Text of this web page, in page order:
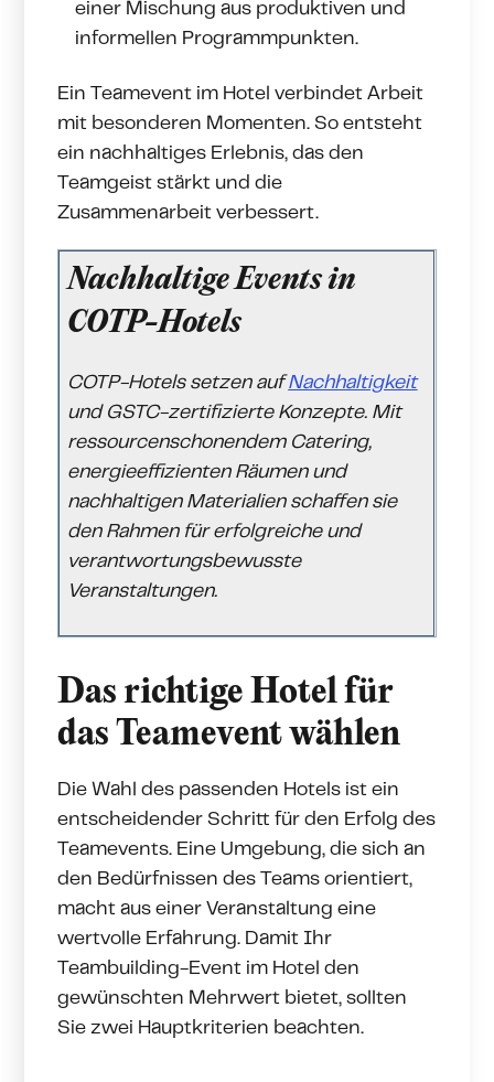
einer Mischung aus produktiven und
informellen Programmpunkten.
Ein Teamevent im Hotel verbindet Arbeit
mit besonderen Momenten. So entsteht
ein nachhaltiges Erlebnis, das den
Teamgeist stärkt und die
Zusammenarbeit verbessert.
Nachhaltige Events in
COTP-Hotels
COTP-Hotels setzen aufNachhaltigkeit
und GSTC-zertifizierte Konzepte. Mit
ressourcenschonendem Catering,
energieeffizienten Räumen und
nachhaltigen Materialien schaffen sie
den Rahmen für erfolgreiche und
verantwortungsbewusste
Veranstaltungen.
Das richtige Hotel für
das Teamevent wählen
Die Wahl des passenden Hotels ist ein
entscheidender Schritt für den Erfolg des
Teamevents. Eine Umgebung, die sich an
den Bedürfnissen des Teams orientiert,
macht aus einer Veranstaltung eine
wertvolle Erfahrung. Damit Ihr
Teambuilding-Event im Hotel den
gewünschten Mehrwert bietet, sollten
Sie zwei Hauptkriterien beachten.